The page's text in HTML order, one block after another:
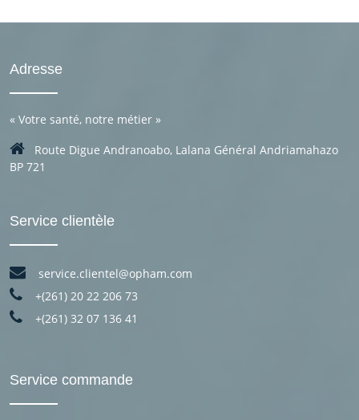
Adresse
« Votre santé, notre métier »
Route Digue Andranoabo, Lalana Général Andriamahazo
BP 721
Service clientèle
service.clientel@opham.com
+(261) 20 22 206 73
+(261) 32 07 136 41
Service commande